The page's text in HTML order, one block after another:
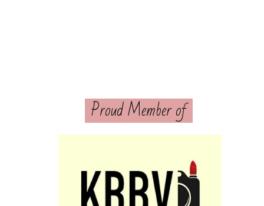
Proud Member of